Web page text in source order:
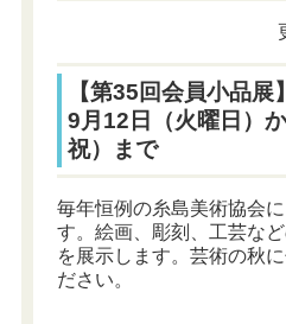
【第35回会員小品展】
9月12日（火曜日）
祝）まで
毎年恒例の糸島美術協会
す。絵画、彫刻、工芸な
を展示します。芸術の秋
ださい。